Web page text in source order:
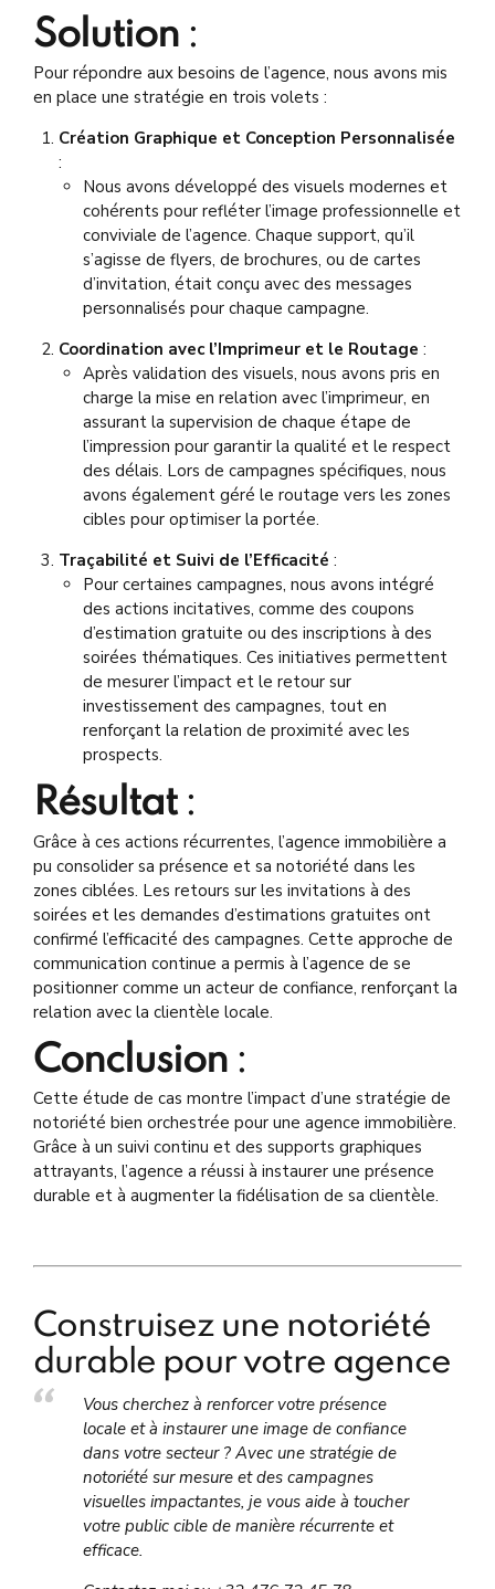
Solution :
Pour répondre aux besoins de l’agence, nous avons mis
en place une stratégie en trois volets :
Création Graphique et Conception Personnalisée
:
Nous avons développé des visuels modernes et
cohérents pour refléter l’image professionnelle et
conviviale de l’agence. Chaque support, qu’il
s’agisse de flyers, de brochures, ou de cartes
d’invitation, était conçu avec des messages
personnalisés pour chaque campagne.
Coordination avec l’Imprimeur et le Routage :
Après validation des visuels, nous avons pris en
charge la mise en relation avec l’imprimeur, en
assurant la supervision de chaque étape de
l’impression pour garantir la qualité et le respect
des délais. Lors de campagnes spécifiques, nous
avons également géré le routage vers les zones
cibles pour optimiser la portée.
Traçabilité et Suivi de l’Efficacité :
Pour certaines campagnes, nous avons intégré
des actions incitatives, comme des coupons
d’estimation gratuite ou des inscriptions à des
soirées thématiques. Ces initiatives permettent
de mesurer l’impact et le retour sur
investissement des campagnes, tout en
renforçant la relation de proximité avec les
prospects.
Résultat:
Grâce à ces actions récurrentes, l’agence immobilière a
pu consolider sa présence et sa notoriété dans les
zones ciblées. Les retours sur les invitations à des
soirées et les demandes d’estimations gratuites ont
confirmé l’efficacité des campagnes. Cette approche de
communication continue a permis à l’agence de se
positionner comme un acteur de confiance, renforçant la
relation avec la clientèle locale.
Conclusion :
Cette étude de cas montre l’impact d’une stratégie de
notoriété bien orchestrée pour une agence immobilière.
Grâce à un suivi continu et des supports graphiques
attrayants, l’agence a réussi à instaurer une présence
durable et à augmenter la fidélisation de sa clientèle.
Construisez une notoriété
durable pour votre agence
Vous cherchez à renforcer votre présence
locale et à instaurer une image de confiance
dans votre secteur ? Avec une stratégie de
notoriété sur mesure et des campagnes
visuelles impactantes, je vous aide à toucher
votre public cible de manière récurrente et
efficace.